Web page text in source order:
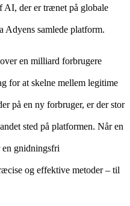
AI, der er trænet på globale
Adyens samlede platform.
en milliard forbrugere
for at skelne mellem legitime
på en ny forbruger, er der stor
sted på platformen. Når en
gnidningsfri
og effektive metoder – til